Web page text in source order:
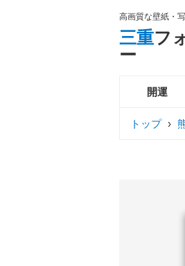
高画質な壁紙・
三重フ
ー
開運
トップ ›